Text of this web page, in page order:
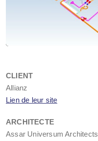
CLIENT
Allianz
Lien de leur site
ARCHITECTE
Assar Universum Architects